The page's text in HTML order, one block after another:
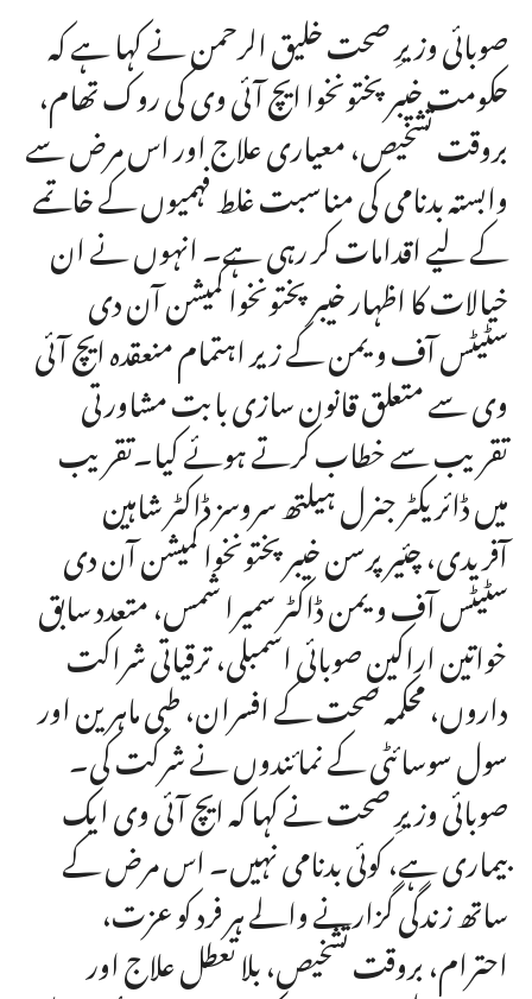
صوبائی وزیرِ صحت خلیق الرحمن نے کہا ہے کہ
حکومت خیبرپختونخوا ایچ آئی وی کی روک تھام،
بروقت تشخیص، معیاری علاج اور اس مرض سے
وابستہ بدنامی کی مناسبت غلط فہمیوں کے خاتمے
کے لیے اقدامات کر رہی ہے۔ انہوں نے ان
خیالات کا اظہار خیبرپختونخوا کمیشن آن دی
سٹیٹس آف ویمن کے زیر اہتمام منعقدہ ایچ آئی
وی سے متعلق قانون سازی بابت مشاورتی
تقریب سے خطاب کرتے ہوئے کیا۔تقریب
میں ڈائریکٹر جنرل ہیلتھ سروسز ڈاکٹر شاہین
آفریدی، چئیر پرسن خیبرپختونخوا کمیشن آن دی
سٹیٹس آف ویمن ڈاکٹر سمیرا شمس، متعدد سابق
خواتین اراکینِ صوبائی اسمبلی، ترقیاتی شراکت
داروں، محکمہ صحت کے افسران، طبی ماہرین اور
سول سوسائٹی کے نمائندوں نے شرکت کی۔
صوبائی وزیرِ صحت نے کہا کہ ایچ آئی وی ایک
بیماری ہے، کوئی بدنامی نہیں۔ اس مرض کے
ساتھ زندگی گزارنے والے ہر فرد کو عزت،
احترام، بروقت تشخیص، بلا تعطل علاج اور